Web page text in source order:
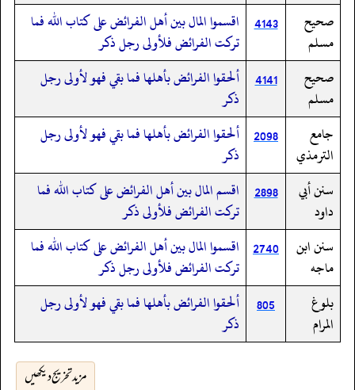
صحيح
مسلم
4143
اقسموا المال بين أهل الفرائض على كتاب الله فما
تركت الفرائض فلأولى رجل ذكر
صحيح
مسلم
4141
ألحقوا الفرائض بأهلها فما بقي فهو لأولى رجل
ذكر
جامع
الترمذي
2098 ألحقوا الفرائض بأهلها فما بقي فهو لأولى رجل
ذكر
سنن أبي
داود
2898
اقسم المال بين أهل الفرائض على كتاب الله فما
تركت الفرائض فلأولى ذكر
سنن ابن
ماجه
2740 اقسموا المال بين أهل الفرائض على كتاب الله فما
تركت الفرائض فلأولى رجل ذكر
بلوغ
المرام
805
ألحقوا الفرائض بأهلها فما بقي فهو لأولى رجل
ذكر
مزید تخریج دیکھیں